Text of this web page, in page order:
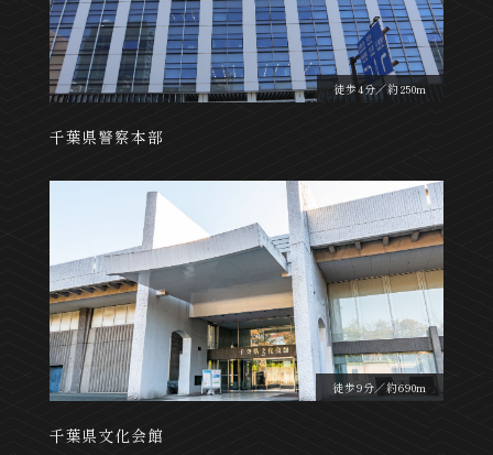
徒歩4分／約250m
千葉県警察本部
徒歩9分／約690m
千葉県文化会館